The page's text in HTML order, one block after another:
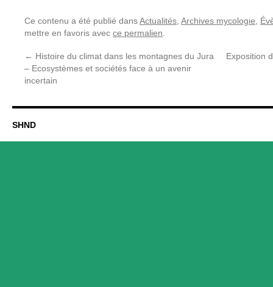
Ce contenu a été publié dansActualités Archives mycologie
mettre en favoris avec ce permalien
← Histoire du climat dans les montagnes du Jura
– Ecosystèmes et sociétés face à un avenir
incertain
Exposition
SHND